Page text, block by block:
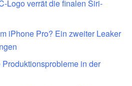
Logo verrät die finalen Siri-
iPhone Pro? Ein zweiter Leaker
in der